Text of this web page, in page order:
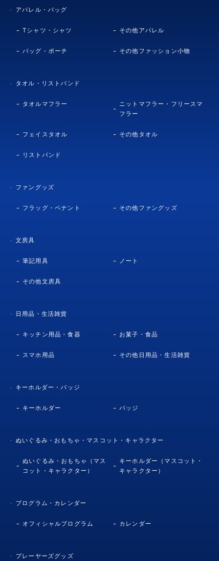
アパレル・バッグ
Tシャツ・シャツ その他アパレル
バッグ・ポーチ その他ファッション小物
タオル・リストバンド
タオルマフラー
ニットマフラー・フリースマ
フラー
フェイスタオル その他タオル
リストバンド
ファングッズ
フラッグ・ペナント その他ファングッズ
文房具
筆記用具 ノート
その他文房具
日用品・生活雑貨
キッチン用品・食器 お菓子・食品
スマホ用品 その他日用品・生活雑貨
キーホルダー・バッジ
キーホルダー バッジ
ぬいぐるみ・おもちゃ・マスコット・キャラクター
ぬいぐるみ・おもちゃ（マス
コット・キャラクター）
キーホルダー（マスコット・
キャラクター）
プログラム・カレンダー
オフィシャルプログラム カレンダー
プレーヤーズグッズ